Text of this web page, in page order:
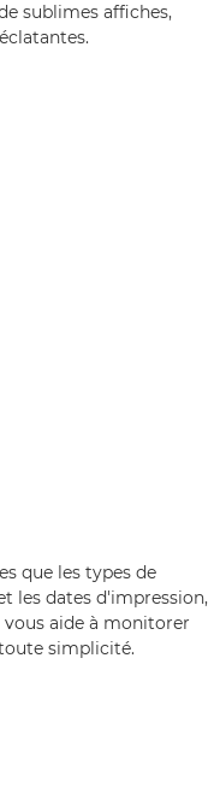
sublimes affiches,
que les types de
les dates d'impression,
aide à monitorer
simplicité.